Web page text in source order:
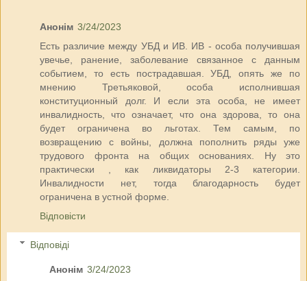
Анонім 3/24/2023
Есть различие между УБД и ИВ. ИВ - особа получившая
увечье, ранение, заболевание связанное с данным
событием, то есть пострадавшая. УБД, опять же по
мнению Третьяковой, особа исполнившая
конституционный долг. И если эта особа, не имеет
инвалидность, что означает, что она здорова, то она
будет ограничена во льготах. Тем самым, по
возвращению с войны, должна пополнить ряды уже
трудового фронта на общих основаниях. Ну это
практически , как ликвидаторы 2-3 категории.
Инвалидности нет, тогда благодарность будет
ограничена в устной форме.
Відповісти
Відповіді
Анонім 3/24/2023